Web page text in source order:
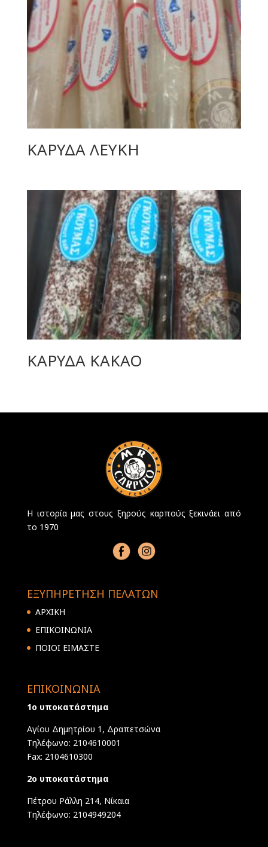
ΚΑΡΥΔΑ ΛΕΥΚΗ
ΚΑΡΥΔΑ ΚΑΚΑΟ
Η ιστορία μας στους ξηρούς καρπούς ξεκινάει από
το 1970
ΕΞΥΠΗΡΕΤΗΣΗ ΠΕΛΑΤΩΝ
ΑΡΧΙΚΗ
ΕΠΙΚΟΙΝΩΝΙΑ
ΠΟΙΟΙ ΕΙΜΑΣΤΕ
ΕΠΙΚΟΙΝΩΝΙΑ
1ο υποκατάστημα
Αγίου Δημητρίου 1, Δραπετσώνα
Τηλέφωνο: 2104610001
Fax: 2104610300
2ο υποκατάστημα
Πέτρου Ράλλη 214, Νίκαια
Τηλέφωνο: 2104949204